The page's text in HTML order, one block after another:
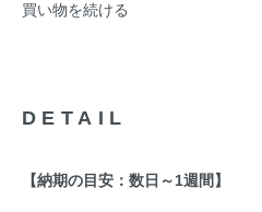
買い物を続ける
DETAIL
【納期の目安：数日～1週間】